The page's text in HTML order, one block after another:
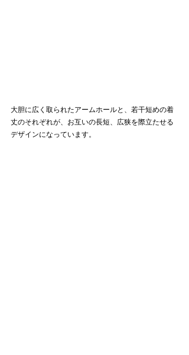
大胆に広く取られたアームホールと、若干短めの着
丈のそれぞれが、お互いの長短、広狭を際立たせる
デザインになっています。